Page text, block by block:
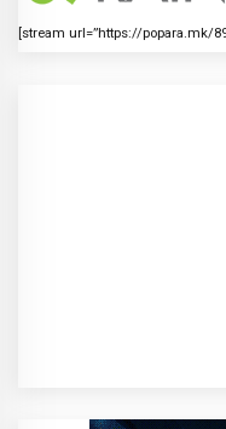
[stream url=”https://popara.mk/